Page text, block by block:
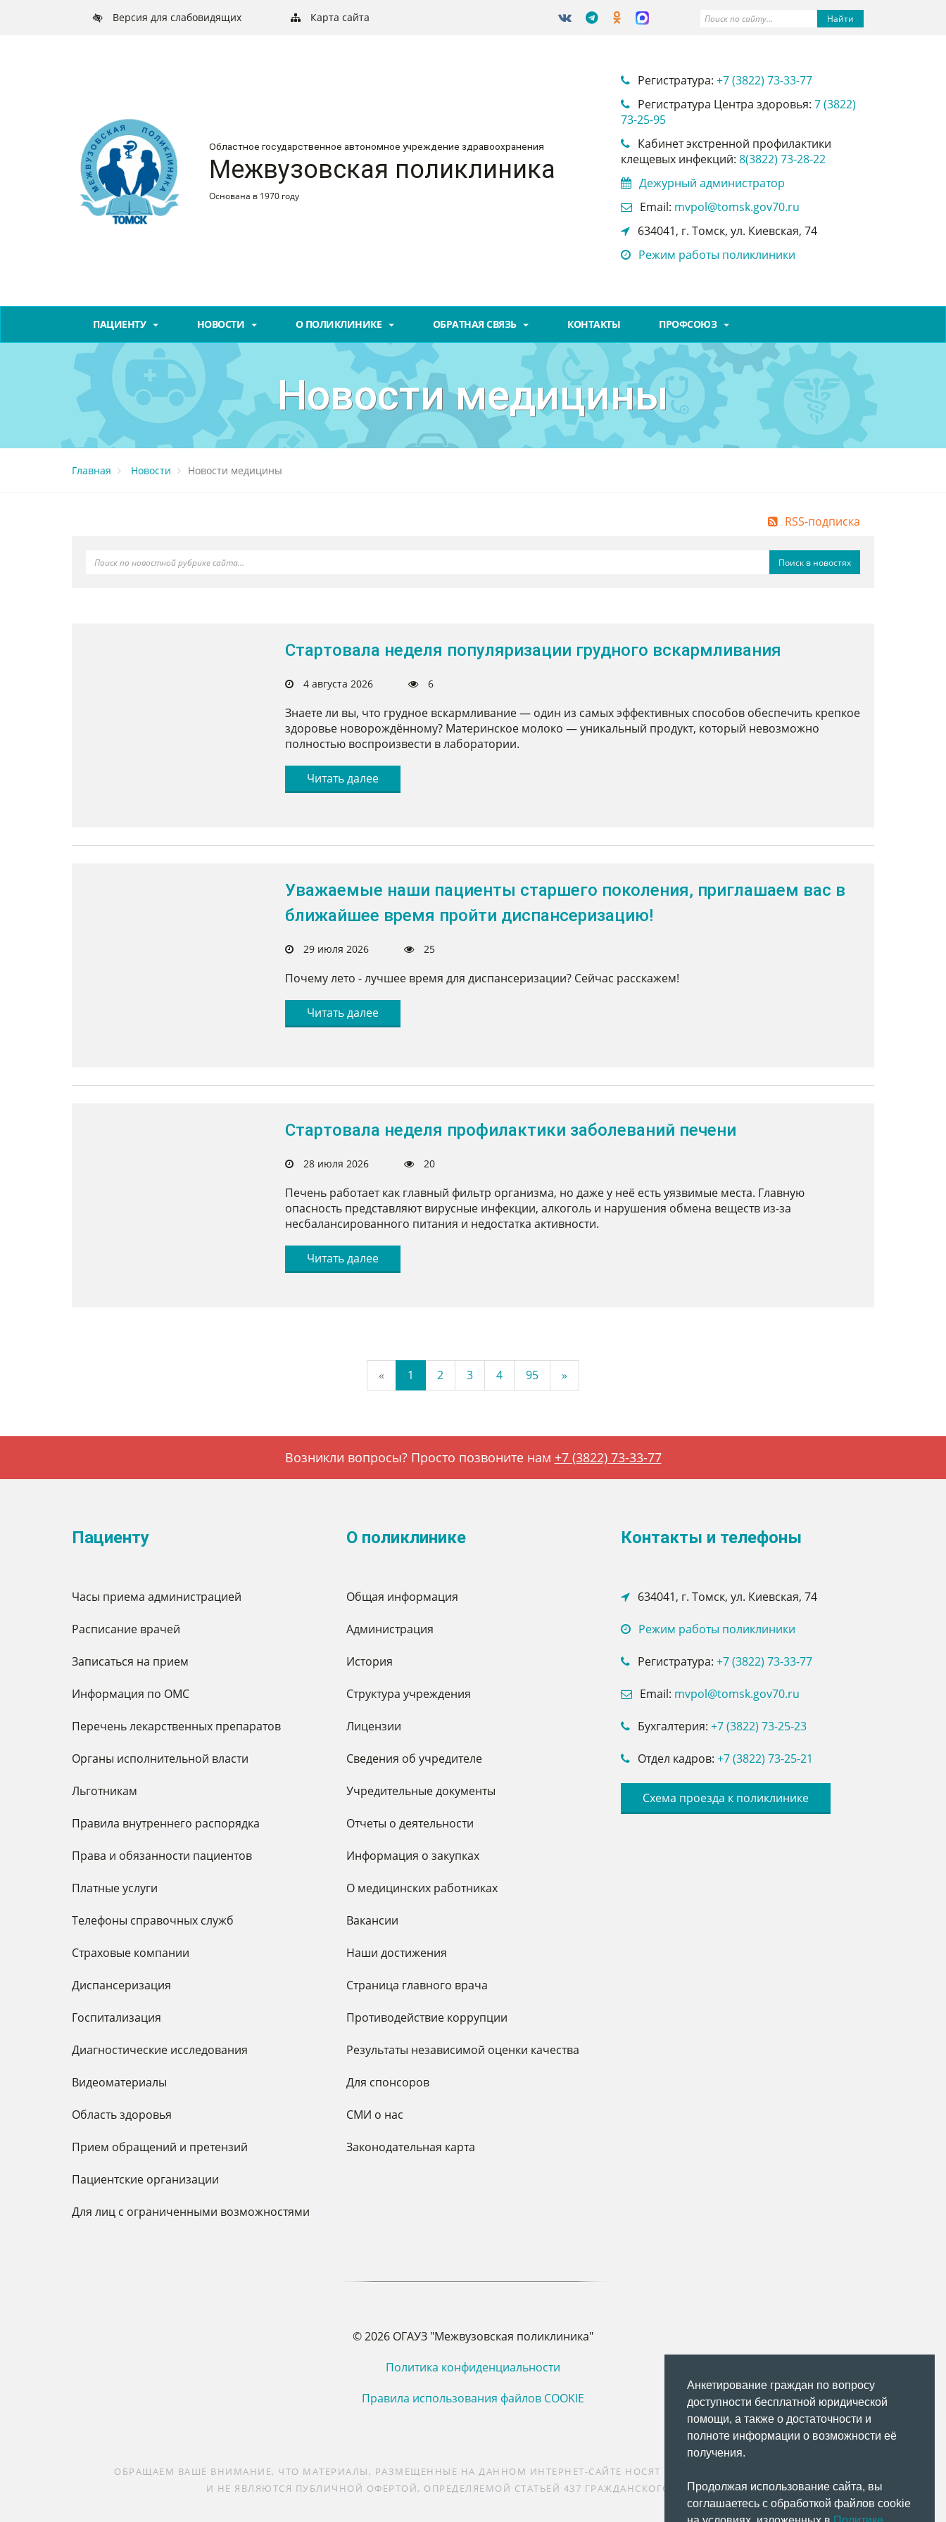
Анкетирование граждан по вопросу
доступности бесплатной юридической
помощи, а также о достаточности и
полноте информации о возможности её
получения.
Продолжая использование сайта, вы
соглашаетесь с обработкой файлов cookie
Версия для слабовидящих Карта сайта Найти
Областное государственное автономное учреждение здравоохранения
Межвузовская поликлиника
Основана в 1970 году
Регистратура: +7 (3822) 73-33-77
Регистратура Центра здоровья: 7 (3822)
73-25-95
Кабинет экстренной профилактики
клещевых инфекций: 8(3822) 73-28-22
Дежурный администратор
Email: mvpol@tomsk.gov70.ru
634041, г. Томск, ул. Киевская, 74
Режим работы поликлиники
ПАЦИЕНТУ НОВОСТИ О ПОЛИКЛИНИКЕ ОБРАТНАЯ СВЯЗЬ КОНТАКТЫ ПРОФСОЮЗ
Новости медицины
Главная Новости Новости медицины
RSS-подписка
Поиск в новостях
Стартовала неделя популяризации грудного вскармливания
4 августа 2026 6
Знаете ли вы, что грудное вскармливание — один из самых эффективных способов обеспечить крепкое
здоровье новорождённому? Материнское молоко — уникальный продукт, который невозможно
полностью воспроизвести в лаборатории.
Читать далее
Уважаемые наши пациенты старшего поколения, приглашаем вас в
ближайшее время пройти диспансеризацию!
29 июля 2026 25
Почему лето - лучшее время для диспансеризации? Сейчас расскажем!
Читать далее
Стартовала неделя профилактики заболеваний печени
28 июля 2026 20
Печень работает как главный фильтр организма, но даже у неё есть уязвимые места. Главную
опасность представляют вирусные инфекции, алкоголь и нарушения обмена веществ из-за
несбалансированного питания и недостатка активности.
Читать далее
« 1 2 3 4 95 »
Возникли вопросы? Просто позвоните нам +7 (3822) 73-33-77
Пациенту
Часы приема администрацией
Расписание врачей
Записаться на прием
Информация по ОМС
Перечень лекарственных препаратов
Органы исполнительной власти
Льготникам
Правила внутреннего распорядка
Права и обязанности пациентов
Платные услуги
Телефоны справочных служб
Страховые компании
Диспансеризация
Госпитализация
Диагностические исследования
Видеоматериалы
Область здоровья
Прием обращений и претензий
Пациентские организации
Для лиц с ограниченными возможностями
О поликлинике
Общая информация
Администрация
История
Структура учреждения
Лицензии
Сведения об учредителе
Учредительные документы
Отчеты о деятельности
Информация о закупках
О медицинских работниках
Вакансии
Наши достижения
Страница главного врача
Противодействие коррупции
Результаты независимой оценки качества
Для спонсоров
СМИ о нас
Законодательная карта
Контакты и телефоны
634041, г. Томск, ул. Киевская, 74
Режим работы поликлиники
Регистратура: +7 (3822) 73-33-77
Email: mvpol@tomsk.gov70.ru
Бухгалтерия: +7(3822) 73-25-23
Отдел кадров: +7 (3822) 73-25-21
Схема проезда к поликлинике
© 2026 ОГАУЗ "Межвузовская поликлиника"
Политика конфиденциальности
Правила использования файлов COOKIE
ОБРАЩАЕМ ВАШЕ ВНИМАНИЕ, ЧТО МАТЕРИАЛЫ, РАЗМЕЩЕННЫЕ НА ДАННОМ ИНТЕРНЕТ-САЙТЕ НОСЯТ ИНФОРМАЦИОННЫЙ ХАРАКТЕР
И НЕ ЯВЛЯЮТСЯ ПУБЛИЧНОЙ ОФЕРТОЙ, ОПРЕДЕЛЯЕМОЙ СТАТЬЕЙ 437 ГРАЖДАНСКОГО КОДЕКСА РФ